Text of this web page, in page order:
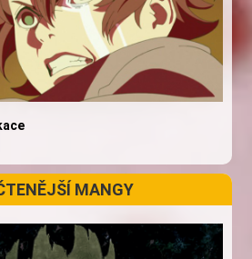
MANGY